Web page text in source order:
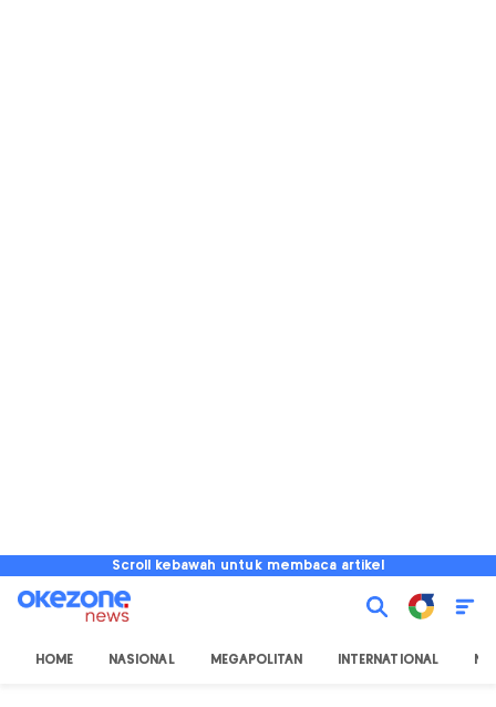
Scroll kebawah untuk membaca artikel
HOME NASIONAL MEGAPOLITAN INTERNATIONAL